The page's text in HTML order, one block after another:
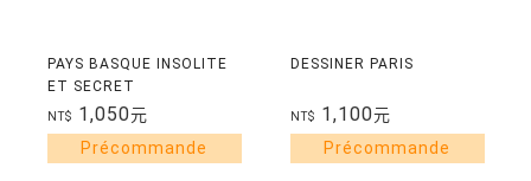
PAYS BASQUE INSOLITE
ET SECRET
NT$ 1,050元
DESSINER PARIS
NT$ 1,100元